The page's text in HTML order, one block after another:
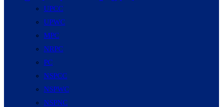
UPCC
UPWC
MPC
NRPC
PC
NSPCC
NSPWC
NSPNC